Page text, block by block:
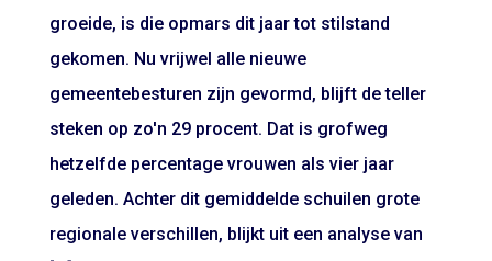
groeide, is die opmars dit jaar tot stilstand
gekomen. Nu vrijwel alle nieuwe
gemeentebesturen zijn gevormd, blijft de teller
steken op zo'n 29 procent. Dat is grofweg
hetzelfde percentage vrouwen als vier jaar
geleden. Achter dit gemiddelde schuilen grote
regionale verschillen, blijkt uit een analyse van